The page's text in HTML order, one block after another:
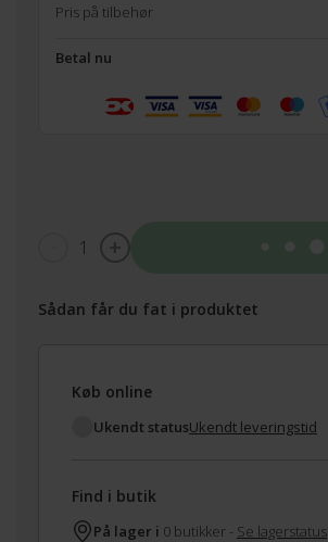
Pris på tilbehør
Betal nu
1
Sådan får du fat i produktet
Køb online
Ukendt statusUkendt leveringstid
Find i butik
På lager i 0 butikker - Se lagerstatus